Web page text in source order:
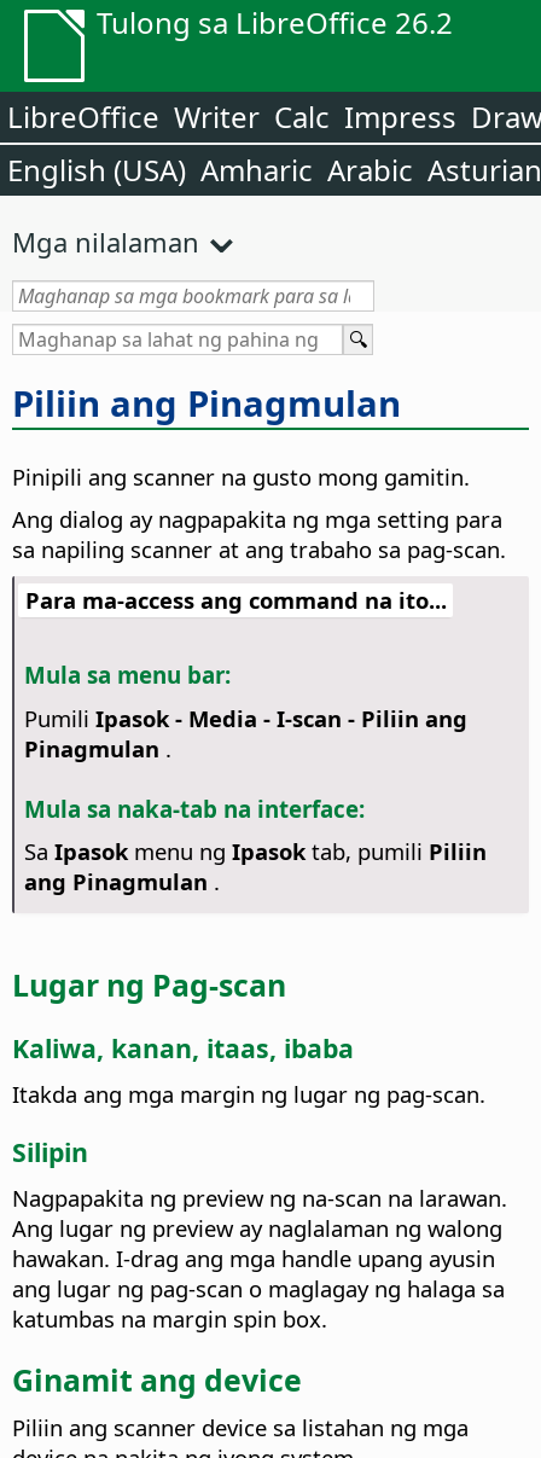
Tulong sa LibreOffice 26.2
LibreOffice Writer Calc Impress
English (USA) Amharic Arabic Asturian
Mga nilalaman
Piliin ang Pinagmulan
Pinipili ang scanner na gusto mong gamitin.
Ang dialog ay nagpapakita ng mga setting para
sa napiling scanner at ang trabaho sa pag-scan.
Para ma-access ang command na ito...
Mula sa menu bar:
Pumili Ipasok - Media - I-scan - Piliin ang
Pinagmulan .
Mula sa naka-tab na interface:
Sa Ipasokmenu ng Ipasoktab, pumili Piliin
ang Pinagmulan .
Lugar ng Pag-scan
Kaliwa, kanan, itaas, ibaba
Itakda ang mga margin ng lugar ng pag-scan.
Silipin
Nagpapakita ng preview ng na-scan na larawan.
Ang lugar ng preview ay naglalaman ng walong
hawakan. I-drag ang mga handle upang ayusin
ang lugar ng pag-scan o maglagay ng halaga sa
katumbas na margin spin box.
Ginamit ang device
Piliin ang scanner device sa listahan ng mga